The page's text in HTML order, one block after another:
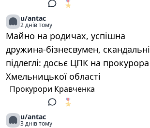
🎖️
u/antac
2 днів тому
Майно на родичах, успішна
дружина-бізнесвумен, скандальні
підлеглі: досьє ЦПК на прокурора
Хмельницької області
Прокурори Кравченка
🎖️
u/antac
3 днів тому